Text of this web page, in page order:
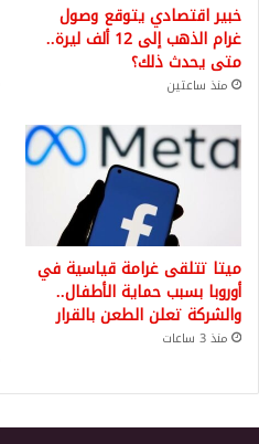
خبير اقتصادي يتوقع وصول
غرام الذهب إلى 12 ألف ليرة..
متى يحدث ذلك؟
منذ ساعتين
ميتا تتلقى غرامة قياسية في
أوروبا بسبب حماية الأطفال..
والشركة تعلن الطعن بالقرار
منذ 3 ساعات